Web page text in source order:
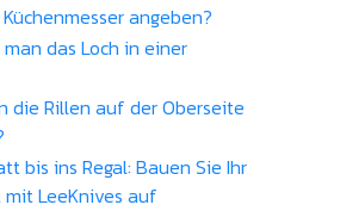
angeben?
das Loch in einer
die Rillen auf der Oberseite
bis ins Regal: Bauen Sie Ihr
LeeKnives auf